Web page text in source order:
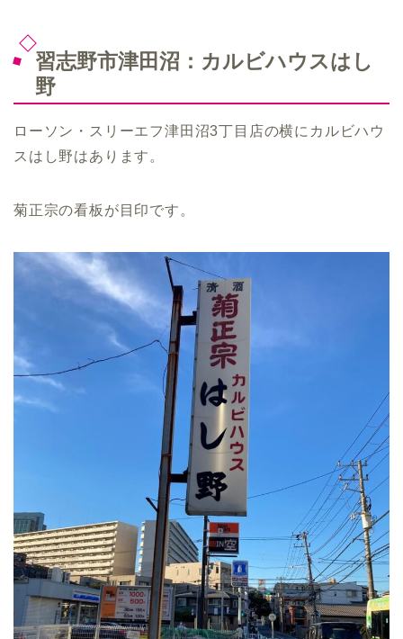
習志野市津田沼：カルビハウスはし
野
ローソン・スリーエフ津田沼3丁目店の横にカルビハウ
スはし野はあります。
菊正宗の看板が目印です。